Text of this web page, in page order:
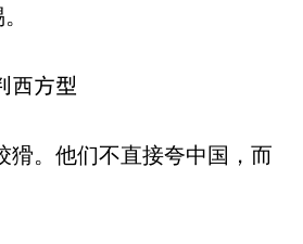
西方型
猾。他们不直接夸中国，而